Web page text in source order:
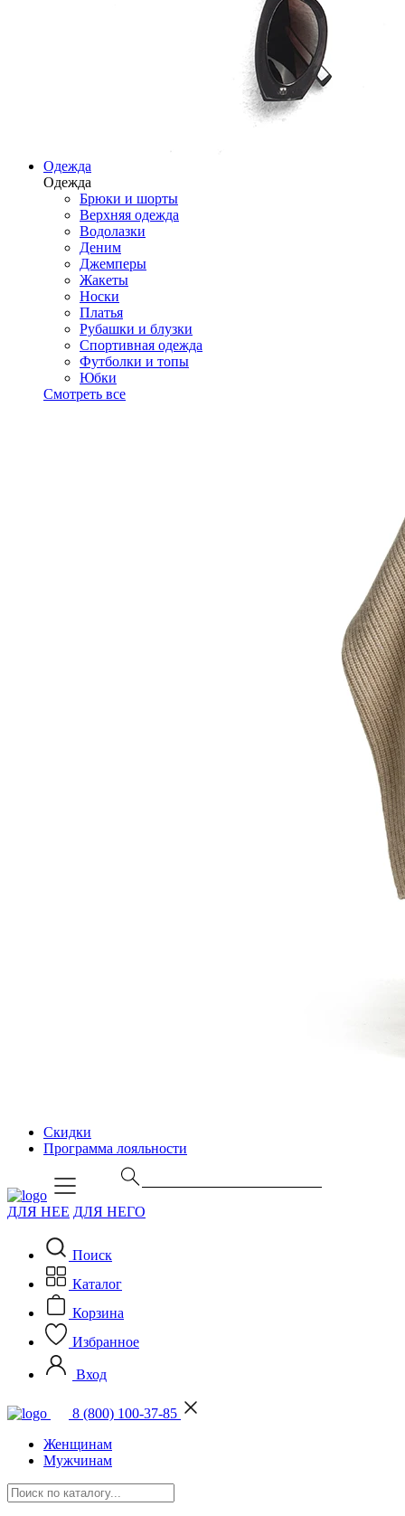
Одежда
Одежда
Брюки и шорты
Верхняя одежда
Водолазки
Деним
Джемперы
Жакеты
Носки
Платья
Рубашки и блузки
Спортивная одежда
Футболки и топы
Юбки
Смотреть все
Скидки
Программа лояльности
ДЛЯ НЕЕ ДЛЯ НЕГО
Поиск
Каталог
Корзина
Избранное
Вход
8 (800) 100-37-85
Женщинам
Мужчинам